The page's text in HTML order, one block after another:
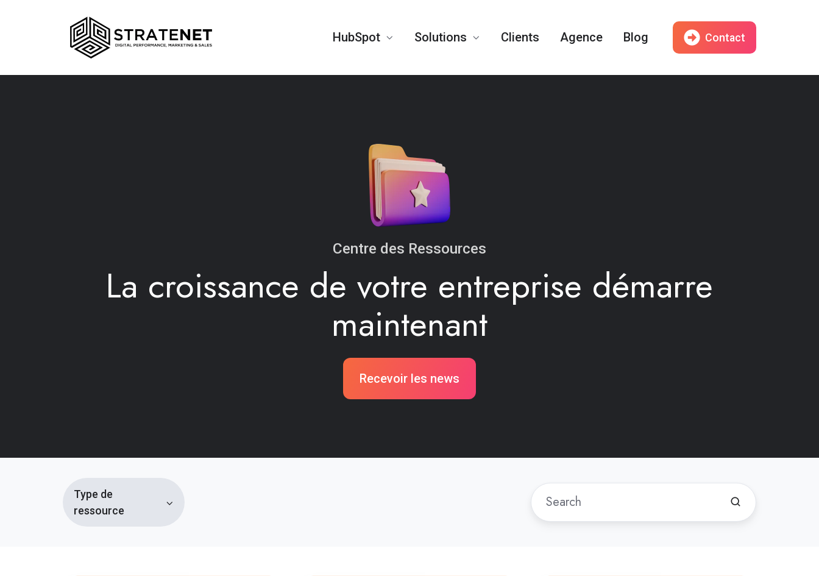
HubSpot Solutions Clients Agence Blog Contact
Centre des Ressources
La croissance de votre entreprise démarre
maintenant
Recevoir les news
Type de
ressource